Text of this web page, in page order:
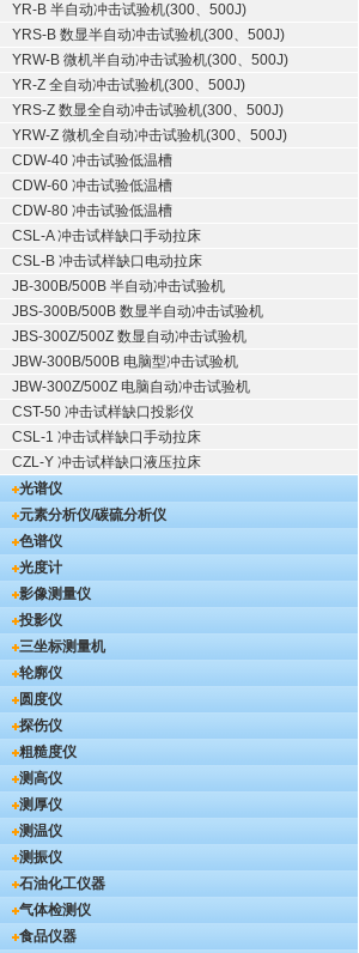
YR-B 半自动冲击试验机(300、500J)
YRS-B 数显半自动冲击试验机(300、500J)
YRW-B 微机半自动冲击试验机(300、500J)
YR-Z 全自动冲击试验机(300、500J)
YRS-Z 数显全自动冲击试验机(300、500J)
YRW-Z 微机全自动冲击试验机(300、500J)
CDW-40 冲击试验低温槽
CDW-60 冲击试验低温槽
CDW-80 冲击试验低温槽
CSL-A 冲击试样缺口手动拉床
CSL-B 冲击试样缺口电动拉床
JB-300B/500B 半自动冲击试验机
JBS-300B/500B 数显半自动冲击试验机
JBS-300Z/500Z 数显自动冲击试验机
JBW-300B/500B 电脑型冲击试验机
JBW-300Z/500Z 电脑自动冲击试验机
CST-50 冲击试样缺口投影仪
CSL-1 冲击试样缺口手动拉床
CZL-Y 冲击试样缺口液压拉床
光谱仪
元素分析仪/碳硫分析仪
色谱仪
光度计
影像测量仪
投影仪
三坐标测量机
轮廓仪
圆度仪
探伤仪
粗糙度仪
测高仪
测厚仪
测温仪
测振仪
石油化工仪器
气体检测仪
食品仪器